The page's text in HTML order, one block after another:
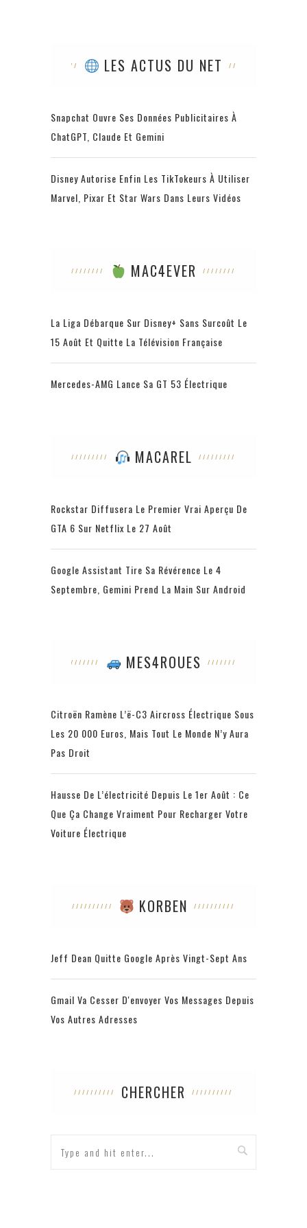
LES ACTUS DU NET
Snapchat Ouvre Ses Données Publicitaires À
ChatGPT, Claude Et Gemini
Disney Autorise Enfin Les TikTokeurs À Utiliser
Marvel, Pixar Et Star Wars Dans Leurs Vidéos
MAC4EVER
La Liga Débarque Sur Disney+ Sans Surcoût Le
15 Août Et Quitte La Télévision Française
Mercedes-AMG Lance Sa GT 53 Électrique
MACAREL
Rockstar Diffusera Le Premier Vrai Aperçu De
GTA 6 Sur Netflix Le 27 Août
Google Assistant Tire Sa Révérence Le 4
Septembre, Gemini Prend La Main Sur Android
MES4ROUES
Citroën Ramène L’ë-C3 Aircross Électrique Sous
Les 20 000 Euros, Mais Tout Le Monde N’y Aura
Pas Droit
Hausse De L’électricité Depuis Le 1er Août : Ce
Que Ça Change Vraiment Pour Recharger Votre
Voiture Électrique
KORBEN
Jeff Dean Quitte Google Après Vingt-Sept Ans
Gmail Va Cesser D'envoyer Vos Messages Depuis
Vos Autres Adresses
CHERCHER